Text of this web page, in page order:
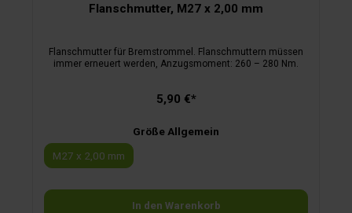
Flanschmutter, M27 x 2,00 mm
Flanschmutter für Bremstrommel. Flanschmuttern müssen
immer erneuert werden, Anzugsmoment: 260 – 280 Nm.
5,90 €*
Größe Allgemein
M27 x 2,00 mm
In den Warenkorb